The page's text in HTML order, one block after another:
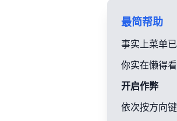
最简帮助
事实上菜单
你实在懒得
开启作弊
依次按方向